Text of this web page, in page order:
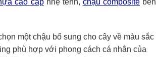
cao cấpnhẹ tênh, chậu compositebền
một chậu bổ sung cho cây về màu sắc
phù hợp với phong cách cá nhân của